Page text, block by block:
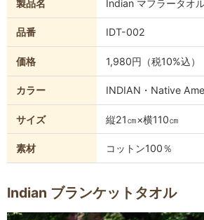
製品名 Indian マフラータオ
品番 IDT-002
価格 1,980円（税10%込）
カラー INDIAN・Native
サイズ 縦21㎝×横110㎝
素材 コットン100％
Indian ブランケットタオル